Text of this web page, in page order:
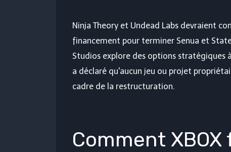
Ninja Theory et Undead Labs devraient
financement pour terminer Senua et
Studios explore des options stratégiques
a déclaré qu'aucun jeu ou projet
cadre de la restructuration.
Comment